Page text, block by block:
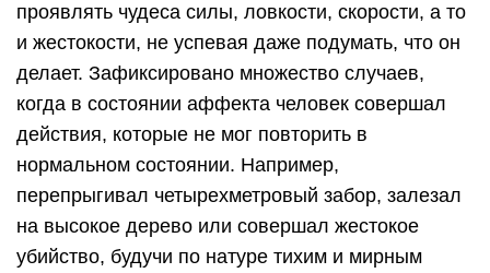
проявлять чудеса силы, ловкости, скорости, а то
и жестокости, не успевая даже подумать, что он
делает. Зафиксировано множество случаев,
когда в состоянии аффекта человек совершал
действия, которые не мог повторить в
нормальном состоянии. Например,
перепрыгивал четырехметровый забор, залезал
на высокое дерево или совершал жестокое
убийство, будучи по натуре тихим и мирным